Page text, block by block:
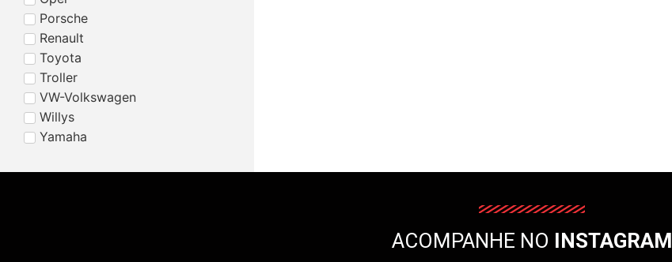
Porsche
Renault
Toyota
Troller
VW-Volkswagen
Willys
Yamaha
ACOMPANHE NO INSTAGRAM